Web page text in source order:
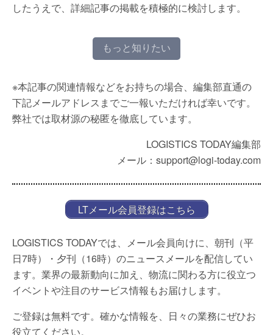
したうえで、詳細記事の掲載を積極的に検討します。
もっと知りたい
※本記事の関連情報などをお持ちの場合、編集部直通の
下記メールアドレスまでご一報いただければ幸いです。
弊社では取材源の秘匿を徹底しています。
LOGISTICS TODAY編集部
メール：support@logi-today.com
LTメール会員登録はこちら
LOGISTICS TODAYでは、メール会員向けに、朝刊（平
日7時）・夕刊（16時）のニュースメールを配信してい
ます。業界の最新動向に加え、物流に関わる方に役立つ
イベントや注目のサービス情報もお届けします。
ご登録は無料です。確かな情報を、日々の業務にぜひお
役立てください。